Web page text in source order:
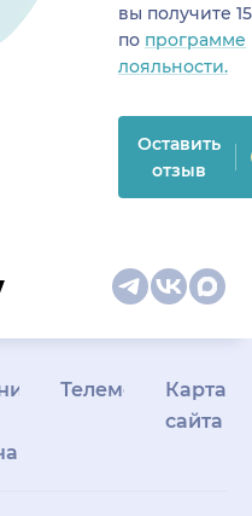
вы получите
по программе
лояльности.
Оставить
отзыв
Телемедицина
Карта
сайта